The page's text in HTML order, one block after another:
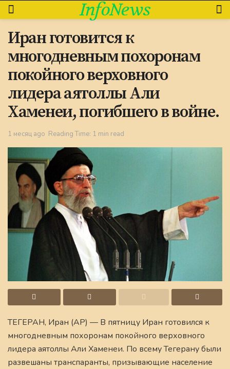
InfoNews
Иран готовится к
многодневным похоронам
покойного верховного
лидера аятоллы Али
Хаменеи, погибшего в войне.
1 месяц ago Reading Time: 1 min read
ТЕГЕРАН, Иран (AP) — В пятницу Иран готовился к
многодневным похоронам покойного верховного
лидера аятоллы Али Хаменеи. По всему Тегерану были
развешаны транспаранты, призывающие население